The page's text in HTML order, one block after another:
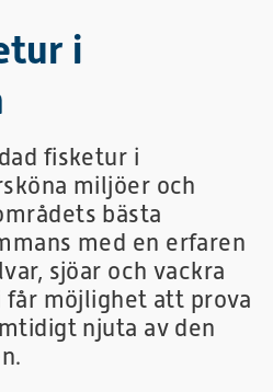
i
fisketur i
miljöer och
bästa
med en erfaren
sjöar och vackra
möjlighet att prova
njuta av den